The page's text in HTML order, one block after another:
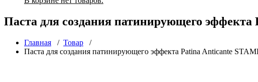
Паста для создания патинирующего
Главная / Товар /
Паста для создания патинирующего эффекта Patina Anticante